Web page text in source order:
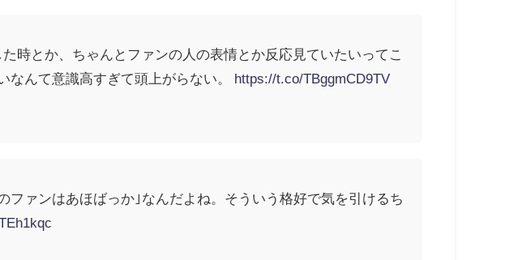
時とか、ちゃんとファンの人の表情とか反応見ていたいってこ
なんて意識高すぎて頭上がらない。 https://t.co/TBggmCD9TV
ァンはあほばっか｣なんだよね。そういう格好で気を引けるち